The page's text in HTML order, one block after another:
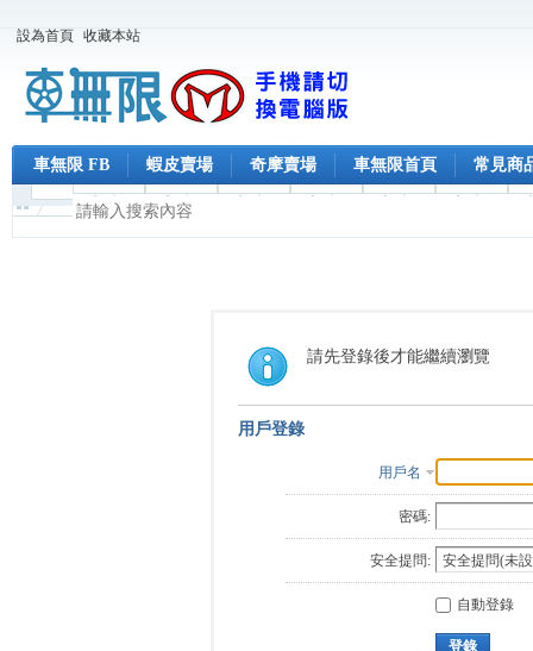
設為首頁 收藏本站
車無限 FB 蝦皮賣場 奇摩賣場 車無限首頁 常見商
請先登錄後才能繼續瀏覽
用戶登錄
用戶名
密碼:
安全提問:
自動登錄
登錄